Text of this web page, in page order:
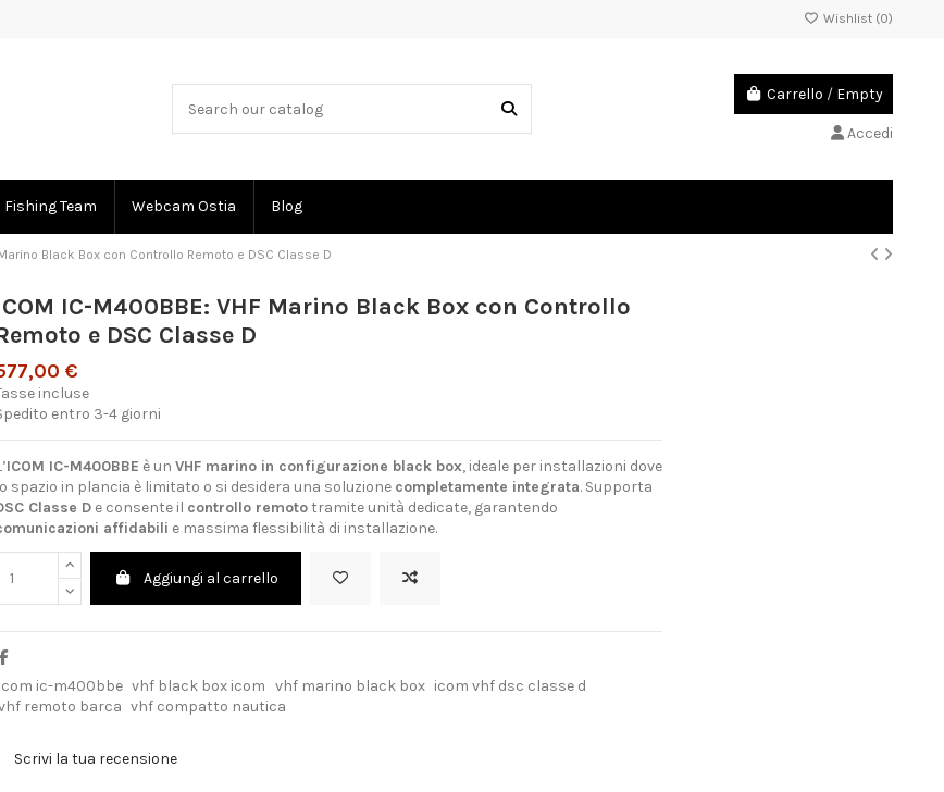
Wishlist (0)
Carrello / Empty
Accedi
Fishing Team Webcam Ostia Blog
Black Box con Controllo Remoto e DSC Classe D
IC-M400BBE: VHF Marino Black Box con Controllo
e DSC Classe D
€
incluse
entro 3-4 giorni
ICOM IC-M400BBE è un VHF marino in configurazione black box, ideale per installazioni dove
spazio in plancia è limitato o si desidera una soluzione completamente integrata. Supporta
Classe De consente il controllo remototramite unità dedicate, garantendo
affidabili e massima flessibilità di installazione.
Aggiungi al carrello
icom ic-m400bbe vhf black box icom vhf marino black box icom vhf dsc classe d
remoto barca vhf compatto nautica
Scrivi la tua recensione